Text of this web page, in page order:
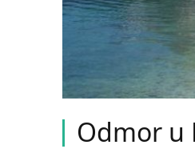
Odmor u